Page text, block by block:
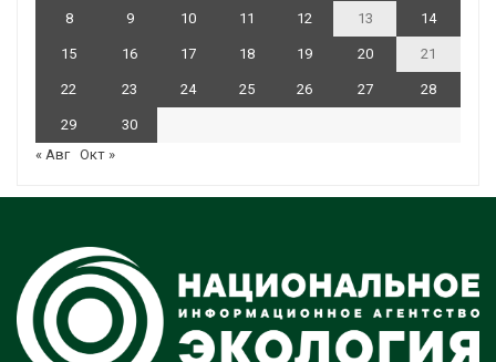
8 9 10 11 12 13 14
15 16 17 18 19 20 21
22 23 24 25 26 27 28
29
30
« Авг Окт »